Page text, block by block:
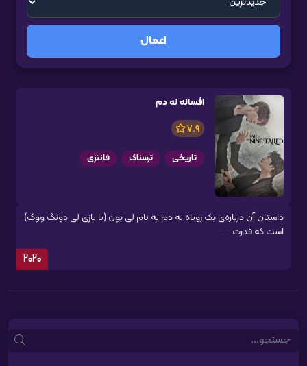
اعمال
افسانه نه دم
7.9
تاریخی ترسناک فانتزی
داستان آن درباره‌ی یک روباه نه دم به نام لی یون (با بازی لی دونگ ووک)
است که قدرت ...
2020
Search